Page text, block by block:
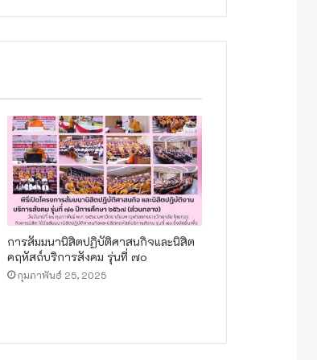
การสัมมนานิสิตปฏิบัติศาสนกิจและนิสิต
คฤหัสถ์บริการสังคม รุ่นที่ ๗๐
กุมภาพันธ์ 25, 2025